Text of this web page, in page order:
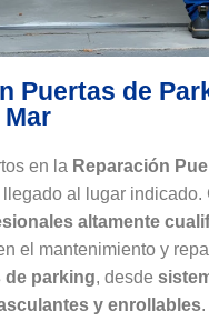
Puertas de
en la Reparación
llegado al lugar indicado.
altamente
el mantenimiento y
de parking, desde
y enrollables